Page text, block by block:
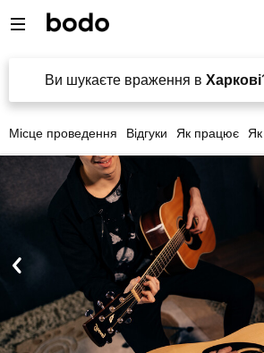
Ви шукаєте враження в Харкові
Місце проведення Відгуки Як працює